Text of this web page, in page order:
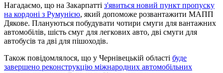
Нагадаємо, що на Закарпатті з'явиться новий пункт пропуску
на кордоні з Румунією, який допоможе розвантажити МАПП
Дякове. Плануються побудувати чотири смуги для вантажних
автомобілів, шість смуг для легкових авто, дві смуги для
автобусів та дві для пішоходів.
Також повідомлялося, що у Чернівецькій області буде
завершено реконструкцію міжнародних автомобільних